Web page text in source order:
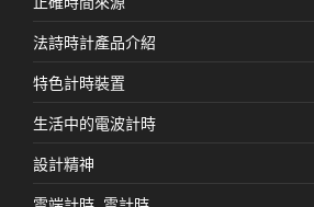
法詩時計產品介紹
特色計時裝置
生活中的電波計時
設計精神